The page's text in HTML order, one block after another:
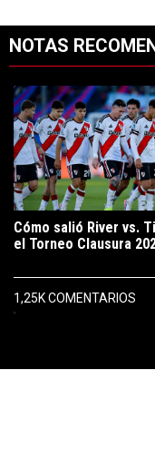
NOTAS
Un artículo de
Cómo salió River vs.
el Torneo Clausura
1,25K COMENTARIOS